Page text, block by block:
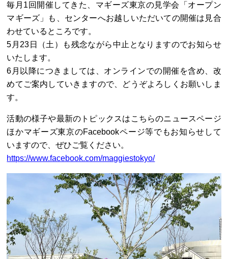
毎月1回開催してきた、マギーズ東京の見学会「オープン
マギーズ」も、センターへお越しいただいての開催は見合
わせているところです。
5月23日（土）も残念ながら中止となりますのでお知らせ
いたします。
6月以降につきましては、オンラインでの開催を含め、改
めてご案内していきますので、どうぞよろしくお願いしま
す。
活動の様子や最新のトピックスはこちらのニュースページ
ほかマギーズ東京のFacebookページ等でもお知らせして
いますので、ぜひご覧ください。
https://www.facebook.com/maggiestokyo/